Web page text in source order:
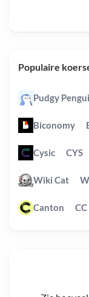
Populaire
Pudgy
Biconomy
Cysic CYS
Wiki Cat
Canton CC